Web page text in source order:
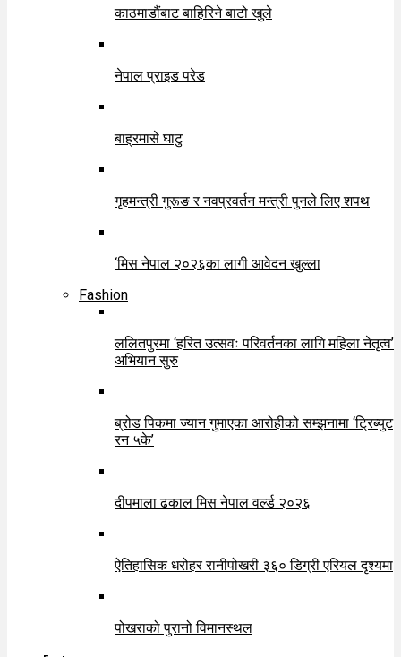
काठमाडौंबाट बाहिरिने बाटो खुले
नेपाल प्राइड परेड
बाह्रमासे घाटु
गृहमन्त्री गुरूङ र नवप्रवर्तन मन्त्री पुनले लिए शपथ
‘मिस नेपाल २०२६का लागी आवेदन खुल्ला
Fashion
ललितपुरमा ‘हरित उत्सवः परिवर्तनका लागि महिला नेतृत्व’
अभियान सुरु
ब्रोड पिकमा ज्यान गुमाएका आरोहीको सम्झनामा ‘ट्रिब्युट
रन ५के’
दीपमाला ढकाल मिस नेपाल वर्ल्ड २०२६
ऐतिहासिक धरोहर रानीपोखरी ३६० डिग्री एरियल दृश्यमा
पोखराको पुरानो विमानस्थल